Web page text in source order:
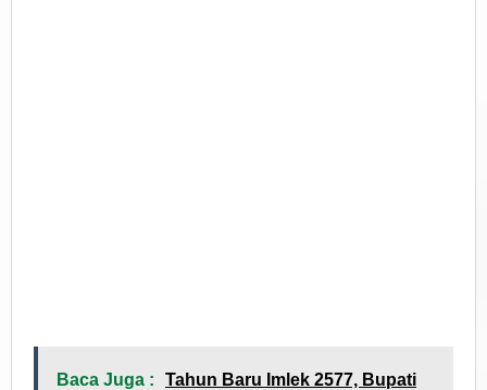
Baca Juga :
Tahun Baru Imlek 2577, Bupati